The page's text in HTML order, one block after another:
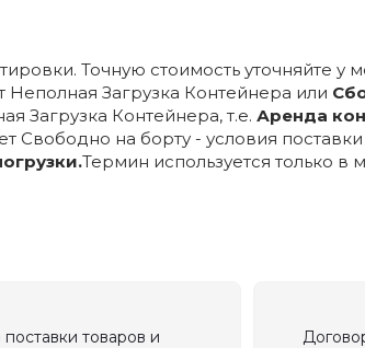
Точную стоимость уточняйте у
Неполная Загрузка Контейнера или
Загрузка Контейнера, т.е. Аренда
Свободно на борту - условия
Термин используется только в
товаров и